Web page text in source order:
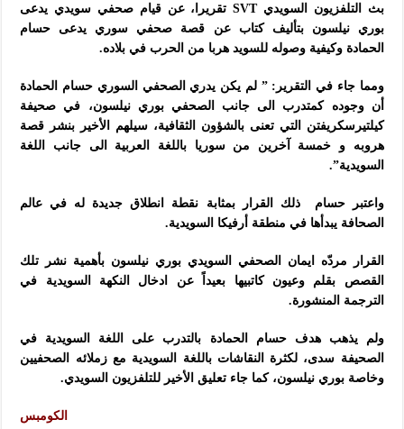
بث التلفزيون السويدي SVT تقريرا، عن قيام صحفي سويدي يدعى
بوري نيلسون بتأليف كتاب عن قصة صحفي سوري يدعى حسام
الحمادة وكيفية وصوله للسويد هربا من الحرب في بلاده.
ومما جاء في التقرير: ” لم يكن يدري الصحفي السوري حسام الحمادة
أن وجوده كمتدرب الى جانب الصحفي بوري نيلسون، في صحيفة
كيلتيرسكريفتن التي تعنى بالشؤون الثقافية، سيلهم الأخير بنشر قصة
هروبه و خمسة آخرين من سوريا باللغة العربية الى جانب اللغة
السويدية”.
واعتبر حسام ذلك القرار بمثابة نقطة انطلاق جديدة له في عالم
الصحافة يبدأها في منطقة أرفيكا السويدية.
القرار مردّه ايمان الصحفي السويدي بوري نيلسون بأهمية نشر تلك
القصص بقلم وعيون كاتبيها بعيداً عن ادخال النكهة السويدية في
الترجمة المنشورة.
ولم يذهب هدف حسام الحمادة بالتدرب على اللغة السويدية في
الصحيفة سدى، لكثرة النقاشات باللغة السويدية مع زملائه الصحفيين
وخاصة بوري نيلسون، كما جاء تعليق الأخير للتلفزيون السويدي.
الكومبس